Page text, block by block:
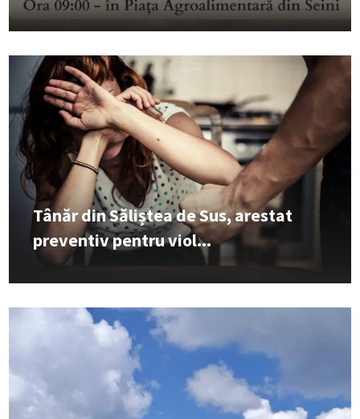
Tânăr din Săliștea de Sus, arestat
preventiv pentru viol...